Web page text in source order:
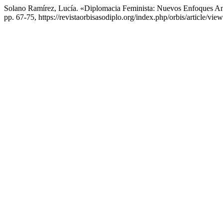
Solano Ramírez, Lucía. «Diplomacia Feminista: Nuevos Enfoques
pp. 67-75, https://revistaorbisasodiplo.org/index.php/orbis/article/